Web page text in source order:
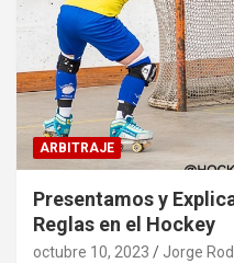
ARBITRAJE
Presentamos y
Reglas en el Hockey
octubre 10, 2023 Jorge